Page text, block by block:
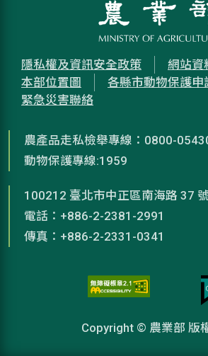
隱私權及資訊安全政策
網站資
本部位置圖
各縣市動物保護申
緊急災害聯絡
農產品走私檢舉專線：0800-
動物保護專線:1959
100212 臺北市中正區南海路 37
電話：+886-2-2381-2991
傳真：+886-2-2331-0341
Copyright © 農業部 版